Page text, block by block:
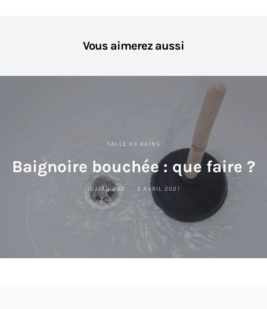
Vous aimerez aussi
SALLE DE BAINS
Baignoire bouchée : que faire ?
JULIEN AGZ 2 AVRIL 2021